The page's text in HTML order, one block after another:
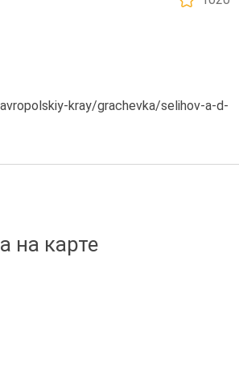
kray/grachevka/selihov-a-d-
на карте